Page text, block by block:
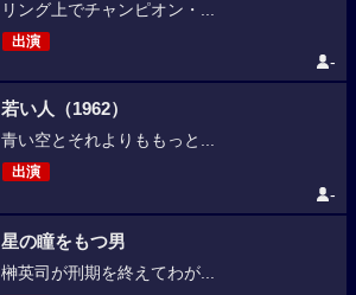
リング上でチャンピオン・...
出演
-
若い人（1962）
青い空とそれよりももっと...
出演
-
星の瞳をもつ男
榊英司が刑期を終えてわが...